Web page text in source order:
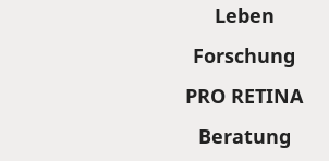
Leben
Forschung
PRO RETINA
Beratung